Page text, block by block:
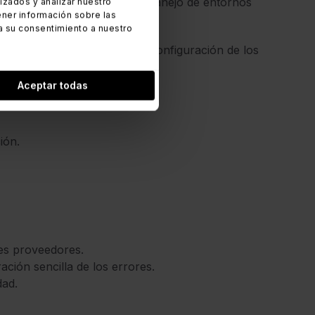
información sobre las
su consentimiento a nuestro
Aceptar todas
tareas repetitivas, como la configuración de los
proveedores.
sencilla de los errores.